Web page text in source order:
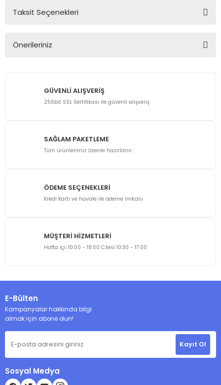
Taksit Seçenekleri
Önerileriniz
kullanarak tarafımıza iletebilirsiniz.
Görüş ve önerileriniz için teşekkür ederiz.
Ürün açıklamasında eksik bilgiler bulunuyor.
Ürün bilgilerinde hatalar bulunuyor.
GÜVENLİ ALIŞVERİŞ
256bit SSL Sertifikası ile güvenli alışveriş
SAĞLAM PAKETLEME
Tüm ürünlerimiz özenle hazırlanır.
ÖDEME SEÇENEKLERİ
Kredi Kartı ve havale ile ödeme imkanı
MÜŞTERİ HİZMETLERİ
Hafta içi: 10:00 - 18:00 C.tesi 10:30 - 17:00
E-Bülten
Kampanyalar hakkında bilgi
almak için abone olun!
Kayıt Ol
Sosyal Medya